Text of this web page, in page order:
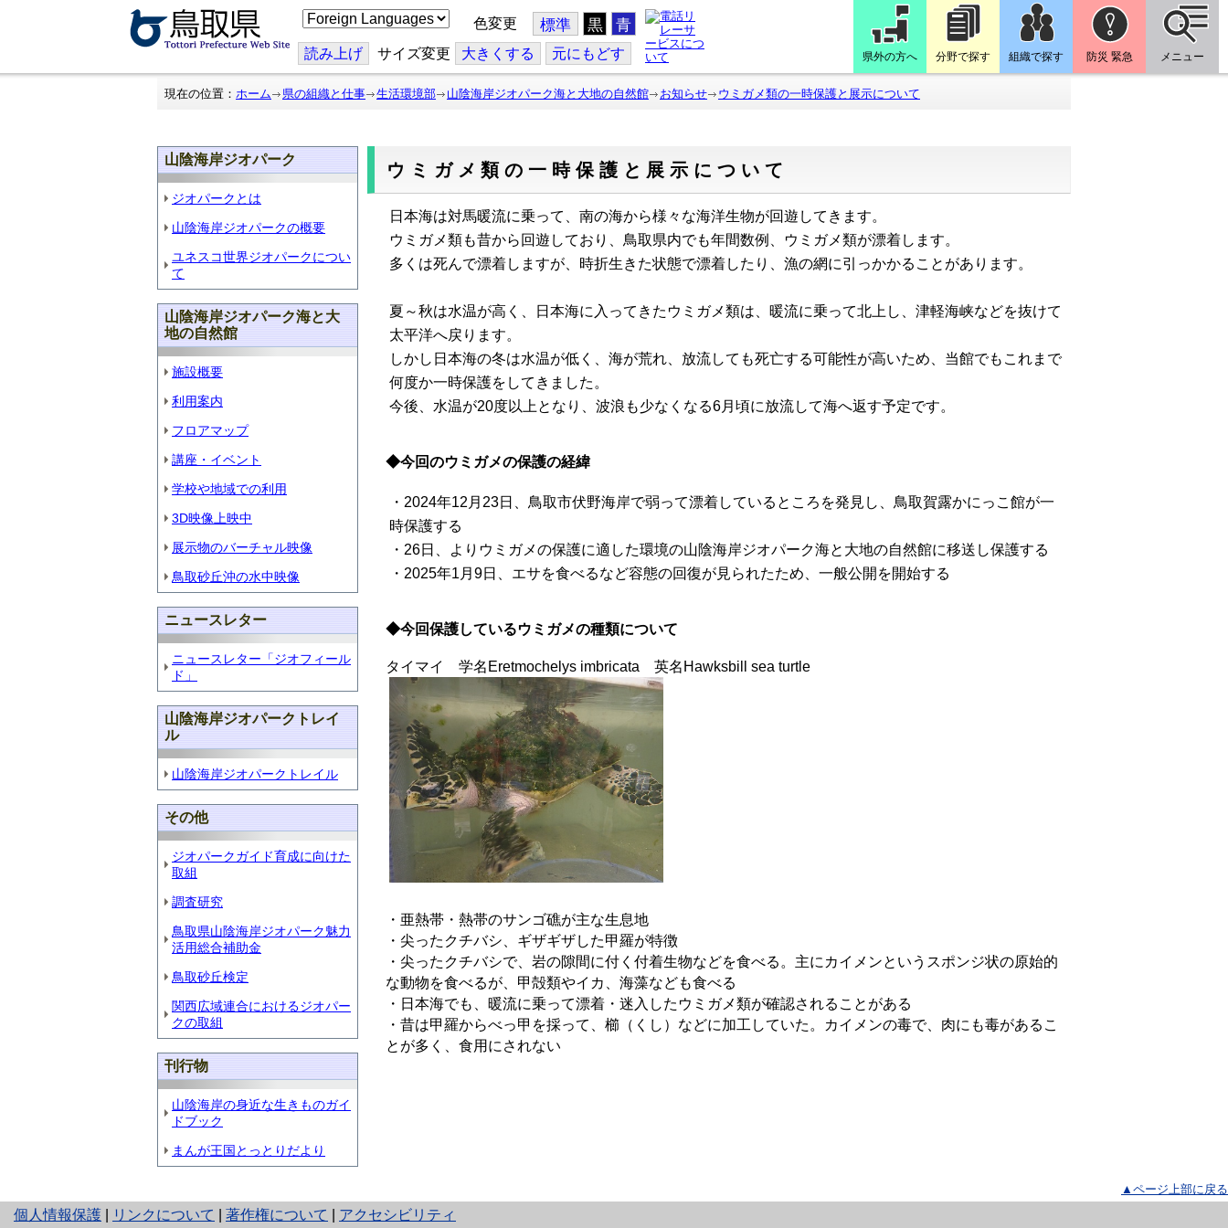
こ
の
ジ
を
翻
色変更 標準 黒 青
読み上げ サイズ変更 大きくする 元にもどす 県外の方へ 分野で探す 組織で探す 防災 緊急 メニュー
現在の位置： ホーム 県の組織と仕事 生活環境部 山陰海岸ジオパーク海と大地の自然館 お知らせ ウミガメ類の一時保護と展示について
山陰海岸ジオパーク
ジオパークとは
山陰海岸ジオパークの概要
ユネスコ世界ジオパークについ
て
山陰海岸ジオパーク海と大
地の自然館
施設概要
利用案内
フロアマップ
講座・イベント
学校や地域での利用
3D映像上映中
展示物のバーチャル映像
鳥取砂丘沖の水中映像
ニュースレター
ニュースレター「ジオフィール
ド」
山陰海岸ジオパークトレイ
ル
山陰海岸ジオパークトレイル
その他
ジオパークガイド育成に向けた
取組
調査研究
鳥取県山陰海岸ジオパーク魅力
活用総合補助金
鳥取砂丘検定
関西広域連合におけるジオパー
クの取組
刊行物
山陰海岸の身近な生きものガイ
ドブック
まんが王国とっとりだより
ウミガメ類の一時保護と展示について
日本海は対馬暖流に乗って、南の海から様々な海洋生物が回遊してきます。
ウミガメ類も昔から回遊しており、鳥取県内でも年間数例、ウミガメ類が漂着します。
多くは死んで漂着しますが、時折生きた状態で漂着したり、漁の網に引っかかることがあります。
夏～秋は水温が高く、日本海に入ってきたウミガメ類は、暖流に乗って北上し、津軽海峡などを抜けて
太平洋へ戻ります。
しかし日本海の冬は水温が低く、海が荒れ、放流しても死亡する可能性が高いため、当館でもこれまで
何度か一時保護をしてきました。
今後、水温が20度以上となり、波浪も少なくなる6月頃に放流して海へ返す予定です。
◆今回のウミガメの保護の経緯
・2024年12月23日、鳥取市伏野海岸で弱って漂着しているところを発見し、鳥取賀露かにっこ館が一
時保護する
・26日、よりウミガメの保護に適した環境の山陰海岸ジオパーク海と大地の自然館に移送し保護する
・2025年1月9日、エサを食べるなど容態の回復が見られたため、一般公開を開始する
◆今回保護しているウミガメの種類について
タイマイ 学名Eretmochelys imbricata 英名Hawksbill sea turtle
・亜熱帯・熱帯のサンゴ礁が主な生息地
・尖ったクチバシ、ギザギザした甲羅が特徴
・尖ったクチバシで、岩の隙間に付く付着生物などを食べる。主にカイメンというスポンジ状の原始的
な動物を食べるが、甲殻類やイカ、海藻なども食べる
・日本海でも、暖流に乗って漂着・迷入したウミガメ類が確認されることがある
・昔は甲羅からべっ甲を採って、櫛（くし）などに加工していた。カイメンの毒で、肉にも毒があるこ
とが多く、食用にされない
▲ページ上部に戻る
個人情報保護
と
リンクについて 著作権について アクセシビリティ